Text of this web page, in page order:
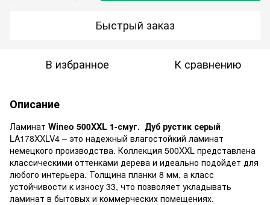
Быстрый заказ
В избранное К сравнению
Описание
Ламинат Wineo 500XXL 1-смуг. Дуб рустик серый
LA178XXLV4 – это надежный влагостойкий ламинат
немецкого производства. Коллекция 500XXL представлена ​​
классическими оттенками дерева и идеально подойдет для
любого интерьера. Толщина планки 8 мм, а класс
устойчивости к износу 33, что позволяет укладывать
ламинат в бытовых и коммерческих помещениях.